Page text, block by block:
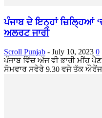
ਪੰਜਾਬ ਦੇ ਇਨ੍ਹਾਂ ਜ਼ਿਲ੍ਹਿਆਂ
ਅਲਰਟ ਜਾਰੀ
Scroll Punjab - July 10, 2023 0
ਪੰਜਾਬ ਵਿੱਚ ਅੱਜ ਵੀ ਭਾਰੀ ਮੀਂਹ
ਸੋਮਵਾਰ ਸਵੇਰੇ 9.30 ਵਜੇ ਤੱਕ